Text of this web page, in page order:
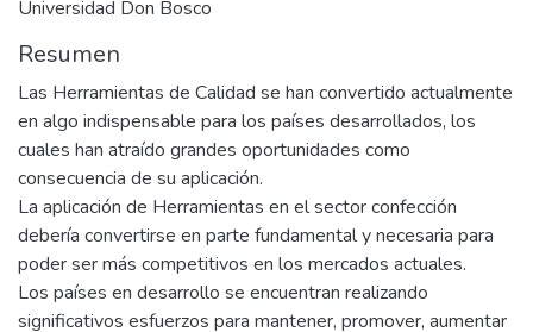
Universidad Don Bosco
Resumen
Las Herramientas de Calidad se han convertido actualmente
en algo indispensable para los países desarrollados, los
cuales han atraído grandes oportunidades como
consecuencia de su aplicación.
La aplicación de Herramientas en el sector confección
debería convertirse en parte fundamental y necesaria para
poder ser más competitivos en los mercados actuales.
Los países en desarrollo se encuentran realizando
significativos esfuerzos para mantener, promover, aumentar